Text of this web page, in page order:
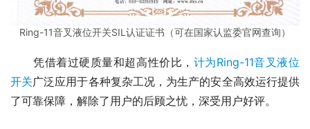
Ring-11音叉液位开关SIL认证证书（可在国家认监委官网查询）
凭借着过硬质量和超高性价比， 计为Ring-11音叉液位
开关广泛应用于各种复杂工况，为生产的安全高效运行提供
了可靠保障，解除了用户的后顾之忧，深受用户好评。